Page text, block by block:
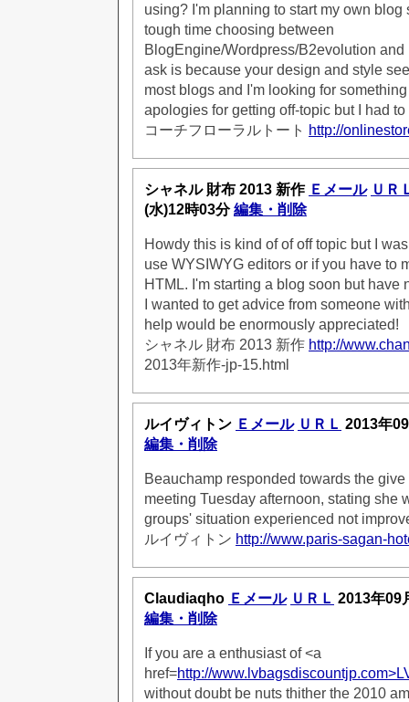
using? I'm planning to start my own blog
tough time choosing between
BlogEngine/Wordpress/B2evolution
ask is because your design and style
most blogs and I'm looking for
apologies for getting off-topic but I had to
コーチフローラルトート http://
シャネル 財布 2013 新作 Ｅメール ＵＲ
(水)12時03分編集・削除
Howdy this is kind of of off topic but I
use WYSIWYG editors or if you have to
HTML. I'm starting a blog soon but have
I wanted to get advice from someone
help would be enormously appreciated!
シャネル 財布 2013 新作 http://
2013年新作-jp-15.html
ルイヴィトン Ｅメール ＵＲＬ 2013年
編集・削除
Beauchamp responded towards the
meeting Tuesday afternoon, stating she
groups' situation experienced not
ルイヴィトン http://www.paris-sagan-
Claudiaqho Ｅメール ＵＲＬ 2013年09
編集・削除
If you are a enthusiast of <a
href=http://
without doubt be nuts thither the 2010